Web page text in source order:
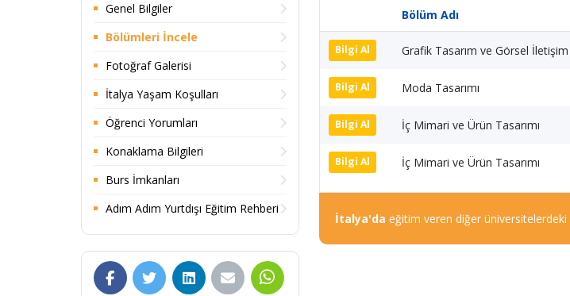
Genel Bilgiler
Bölümleri İncele
Fotoğraf Galerisi
İtalya Yaşam Koşulları
Öğrenci Yorumları
Konaklama Bilgileri
Burs İmkanları
Adım Adım Yurtdışı Eğitim Rehberi
Bölüm Adı
Bilgi Al Grafik Tasarım ve Görsel İletişim
Bilgi Al Moda Tasarımı
Bilgi Al İç Mimari ve Ürün Tasarımı
Bilgi Al İç Mimari ve Ürün Tasarımı
İtalya'da eğitim veren diğer üniversitelerdeki